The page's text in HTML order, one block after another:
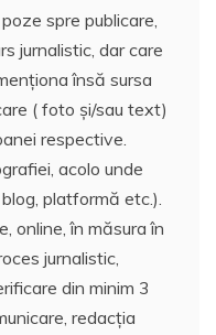
spre publicare,
jurnalistic, dar care
însă sursa
( foto și/sau text)
respective.
acolo unde
platformă etc.).
online, în măsura în
jurnalistic,
din minim 3
redacția